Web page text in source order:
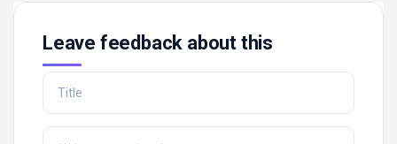
Leave feedback about this